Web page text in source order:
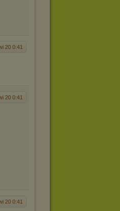
20 0:41
20 0:41
20 0:41